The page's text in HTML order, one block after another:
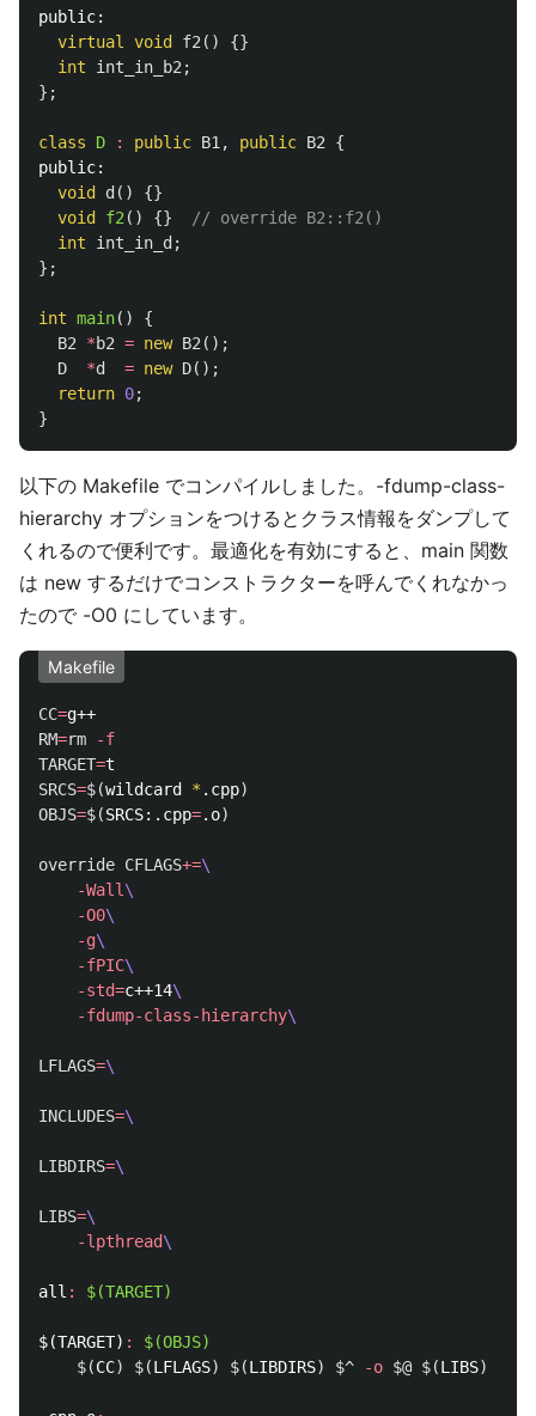
public:
virtual
void f2 ()
{}
int
int_in_b2 ;
};
class D : public B1 , public B2
{
public:
void
d ()
{}
void
f2 () {}
// override B2::f2()
int
int_in_d ;
};
int main()
{
B2
*b2 = new B2 ();
D
*d = new D();
return 0;
}
以下の Makefile でコンパイルしました。-fdump-class-
hierarchy オプションをつけるとクラス情報をダンプして
くれるので便利です。最適化を有効にすると、main 関数
は new するだけでコンストラクターを呼んでくれなかっ
たので -O0 にしています。
Makefile
CC=
RM=rm
-f
TARGET=
SRCS=$(wildcard * .cpp)
OBJS=$(SRCS:.cpp=.o)
override CFLAGS+=\
-Wall \
-O0\
-g\
-fPIC\
-std=c++14\
-fdump-class-hierarchy\
LFLAGS=\
INCLUDES=\
LIBDIRS=\
LIBS=\
-lpthread\
all : $(TARGET)
$(TARGET) :
$(OBJS)
$(CC) $(LFLAGS) $(LIBDIRS) $^ -o $@ $(LIBS)